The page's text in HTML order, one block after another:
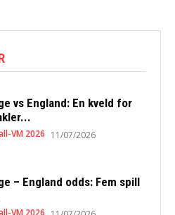
vs England: En kveld for
VM 2026 11/07/2026
– England odds: Fem spill
VM 2026